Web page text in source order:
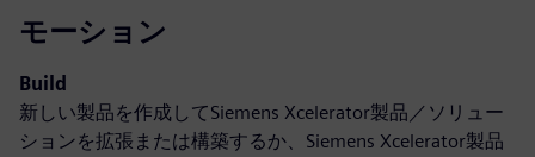
モーション
Build
新しい製品を作成してSiemens Xcelerator製品／ソリュー
ションを拡張または構築するか、Siemens Xcelerator製品